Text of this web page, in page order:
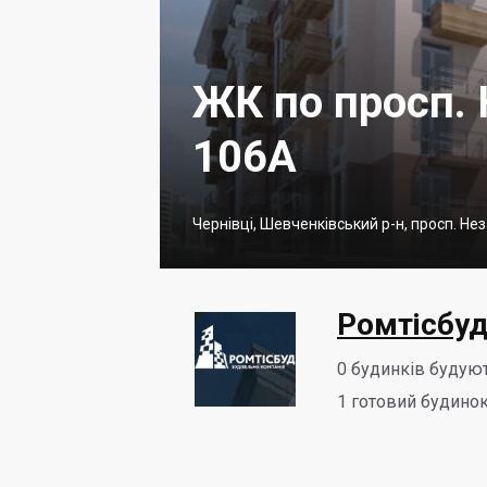
ЖК по просп.
106А
Чернівці, Шевченківський р-н, просп.
Ромтісбуд
0 будинків
1 готовий